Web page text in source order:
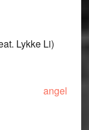
Lykke Li)